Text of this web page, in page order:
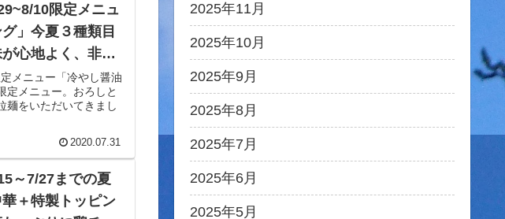
10限定メニュ
」今夏３種類目
心地よく、非常
てきました。
メニュー「冷やし醤油
定メニュー。おろしと
麺をいただいてきまし
2020.07.31
～7/27までの夏
＋特製トッピン
2025年11月
2025年10月
2025年9月
2025年8月
2025年7月
2025年6月
2025年5月